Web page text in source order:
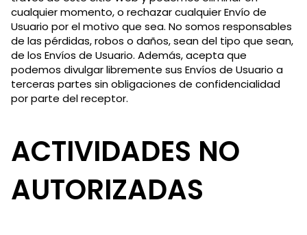
cualquier momento, o rechazar cualquier Envío de
Usuario por el motivo que sea. No somos responsables
de las pérdidas, robos o daños, sean del tipo que sean,
de los Envíos de Usuario. Además, acepta que
podemos divulgar libremente sus Envíos de Usuario a
terceras partes sin obligaciones de confidencialidad
por parte del receptor.
ACTIVIDADES NO
AUTORIZADAS